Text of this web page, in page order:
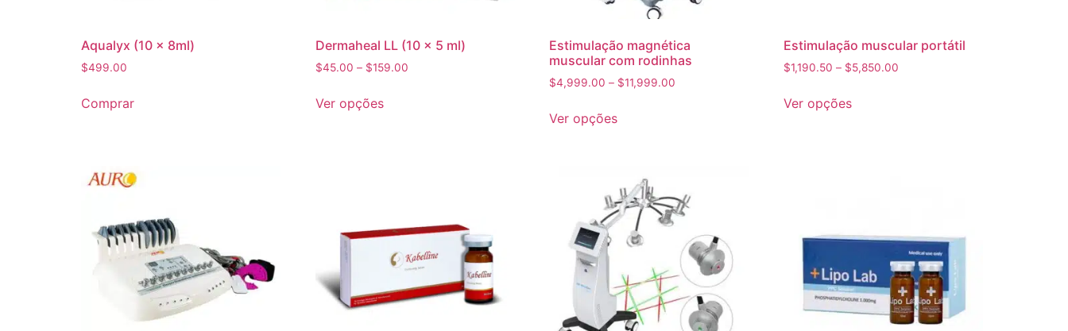
Aqualyx (10 x 8ml)
$499.00
Comprar
Dermaheal LL (10 x 5 ml)
$45.00 – $159.00
Ver opções
Estimulação magnética
muscular com rodinhas
$4,999.00 – $11,999.00
Ver opções
Estimulação muscular portátil
$1,190.50 – $5,850.00
Ver opções